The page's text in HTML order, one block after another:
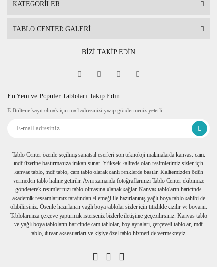
Nakliye sırasında hasar
KATEGORİLER
TABLO CENTER GALERİ
BİZİ TAKİP EDİN
En Yeni ve Popüler Tabloları Takip Edin
E-Bültene kayıt olmak için mail adresinizi yazıp göndermeniz yeterli.
Tablo Center özenle seçilmiş sanatsal eserleri son teknoloji makinalarda kanvas, cam,
mdf üzerine bastırmanıza imkan sunar. Yüksek kalitede olan resimlerimiz sizler için
kanvas tablo, mdf tablo, cam tablo olarak canlı renklerde basılır. Kalitemizden ödün
vermeden tablo haline getirilir. Aynı zamanda fotoğraflarınızı Tablo Center ekibimize
göndererek resimlerinizi tablo olmasına olanak sağlar. Kanvas tabloların haricinde
akademik ressamlarımız tarafından el emeği ile hazırlanmış yağlı boya tablo sahibi de
olabilirsiniz. Özenle hazırlanan yağlı boya tablolar sizler için titizlikle çizilir ve boyanır.
Tablolarınıza çerçeve yaptırmak isterseniz bizlerle iletişime geçebilirsiniz. Kanvas tablo
ve yağlı boya tabloların haricinde cam tablolar, boy aynaları, çerçeveli tablolar, mdf
tablo, duvar aksesuarları ve kişiye özel tablo hizmeti de vermekteyiz.